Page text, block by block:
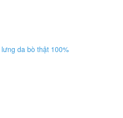
da bò thật 100%